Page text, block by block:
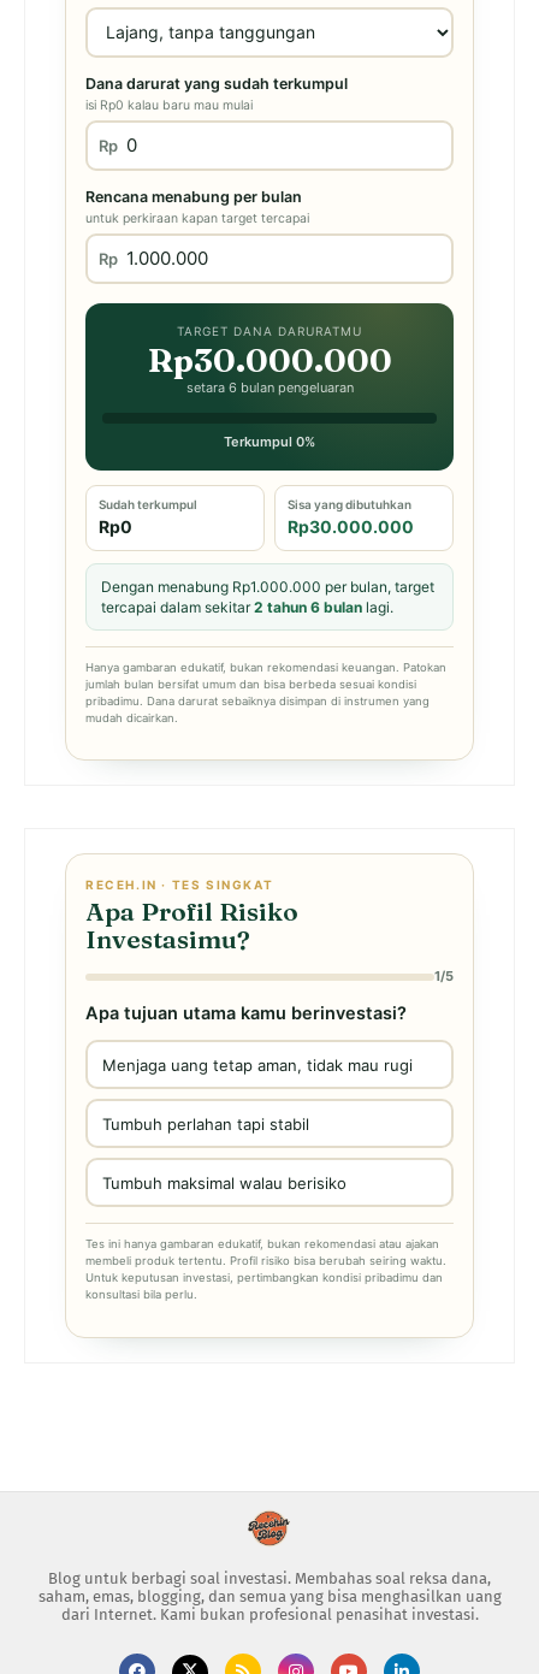
Dana darurat yang sudah terkumpul
isi Rp0 kalau baru mau mulai
Rp
Rencana menabung per bulan
untuk perkiraan kapan target tercapai
Rp
TARGET DANA DARURATMU
Rp30.000.000
setara 6 bulan pengeluaran
Terkumpul 0%
Sudah terkumpul
Rp0
Sisa yang dibutuhkan
Rp30.000.000
Dengan menabung Rp1.000.000 per bulan, target
tercapai dalam sekitar2 tahun 6 bulan lagi.
Hanya gambaran edukatif, bukan rekomendasi keuangan. Patokan
jumlah bulan bersifat umum dan bisa berbeda sesuai kondisi
pribadimu. Dana darurat sebaiknya disimpan di instrumen yang
mudah dicairkan.
RECEH.IN · TES SINGKAT
Apa Profil Risiko
Investasimu?
1/5
Apa tujuan utama kamu berinvestasi?
Menjaga uang tetap aman, tidak mau rugi
Tumbuh perlahan tapi stabil
Tumbuh maksimal walau berisiko
Tes ini hanya gambaran edukatif, bukan rekomendasi atau ajakan
membeli produk tertentu. Profil risiko bisa berubah seiring waktu.
Untuk keputusan investasi, pertimbangkan kondisi pribadimu dan
konsultasi bila perlu.
Blog untuk berbagi soal investasi. Membahas soal reksa dana,
saham, emas, blogging, dan semua yang bisa menghasilkan uang
dari Internet. Kami bukan profesional penasihat investasi.